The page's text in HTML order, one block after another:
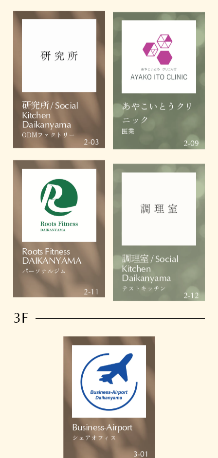
研究所 / Social
Kitchen
Daikanyama
ODMファクトリー
2-03
あやこいとうクリ
ニック
医業
2-09
Roots Fitness
DAIKANYAMA
パーソナルジム
2-11
Kitchen
Daikanyama
テストキッチン
2-12
3F
Business-Airport
シェアオフィス
3-01